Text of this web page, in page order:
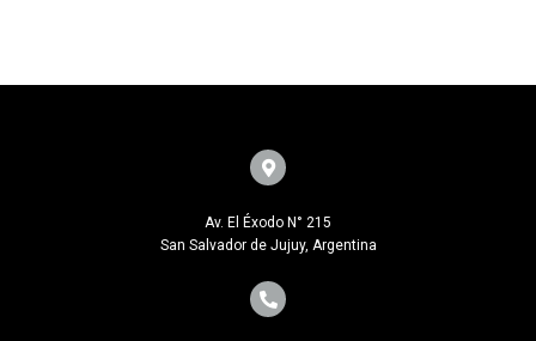
Av. El Éxodo N° 215
San Salvador de Jujuy, Argentina